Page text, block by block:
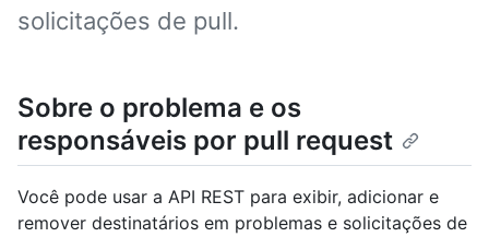
solicitações de pull.
Sobre o problema e os
responsáveis por pull request
Você pode usar a API REST para exibir, adicionar e
remover destinatários em problemas e solicitações de